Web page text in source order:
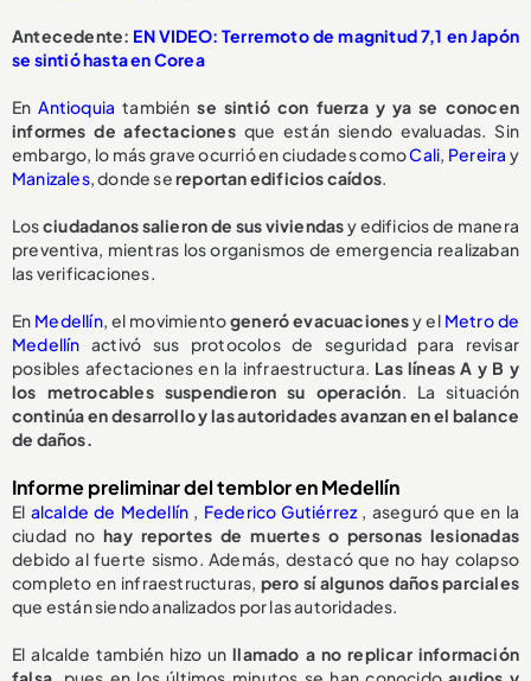
Antecedente: EN VIDEO: Terremoto de magnitud 7,1 en Japón
se sintió hasta en Corea
EnAntioquiatambiénse sintió con fuerza y ya se conocen
informes de afectacionesque están siendo evaluadas. Sin
embargo, lo más grave ocurrió en ciudades comoCali, Pereira y
Manizales, donde sereportan edificios caídos.
Losciudadanos salieron de sus viviendasy edificios de manera
preventiva, mientras los organismos de emergencia realizaban
las verificaciones.
En Medellín, el movimientogeneró evacuacionesy el Metro de
Medellín activó sus protocolos de seguridad para revisar
posibles afectaciones en la infraestructura. Las líneas A y B y
los metrocables suspendieron su operación. La situación
continúa en desarrollo y las autoridades avanzan en el balance
de daños.
Informe preliminar del temblor en Medellín
El alcalde de Medellín , Federico Gutiérrez , aseguró que en la
ciudad nohay reportes de muertes o personas lesionadas
debido al fuerte sismo. Además, destacó que no hay colapso
completo en infraestructuras, pero sí algunos daños parciales
que están siendo analizados por las autoridades.
El alcalde también hizo unllamado a no replicar información